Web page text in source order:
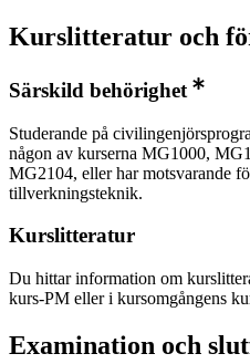
Kurslitteratur och
Särskild behörighet
Studerande på
någon av kurserna MG1000,
MG2104, eller har motsvarande
tillverkningsteknik.
Kurslitteratur
Du hittar information om
kurs-PM eller i kursomgångens
Examination och